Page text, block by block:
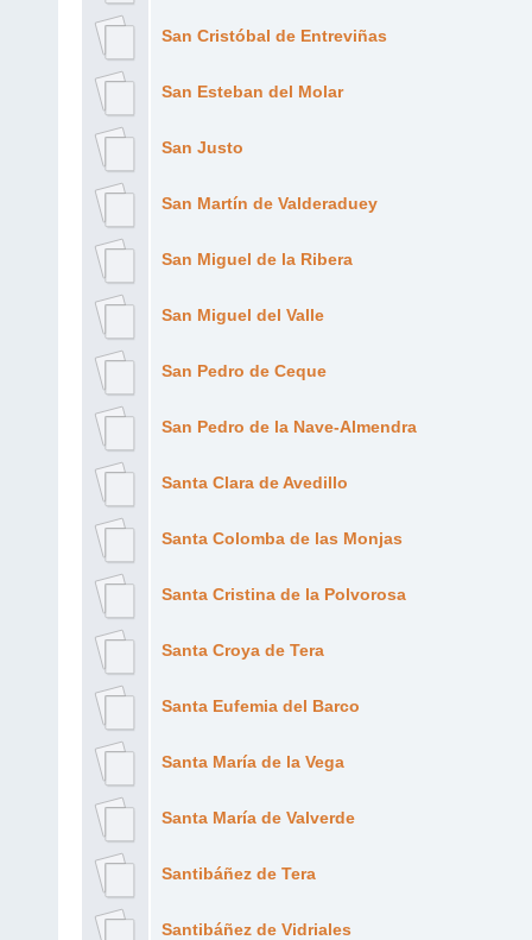
San Cristóbal de Entreviñas
San Esteban del Molar
San Justo
San Martín de Valderaduey
San Miguel de la Ribera
San Miguel del Valle
San Pedro de Ceque
San Pedro de la Nave-Almendra
Santa Clara de Avedillo
Santa Colomba de las Monjas
Santa Cristina de la Polvorosa
Santa Croya de Tera
Santa Eufemia del Barco
Santa María de la Vega
Santa María de Valverde
Santibáñez de Tera
Santibáñez de Vidriales